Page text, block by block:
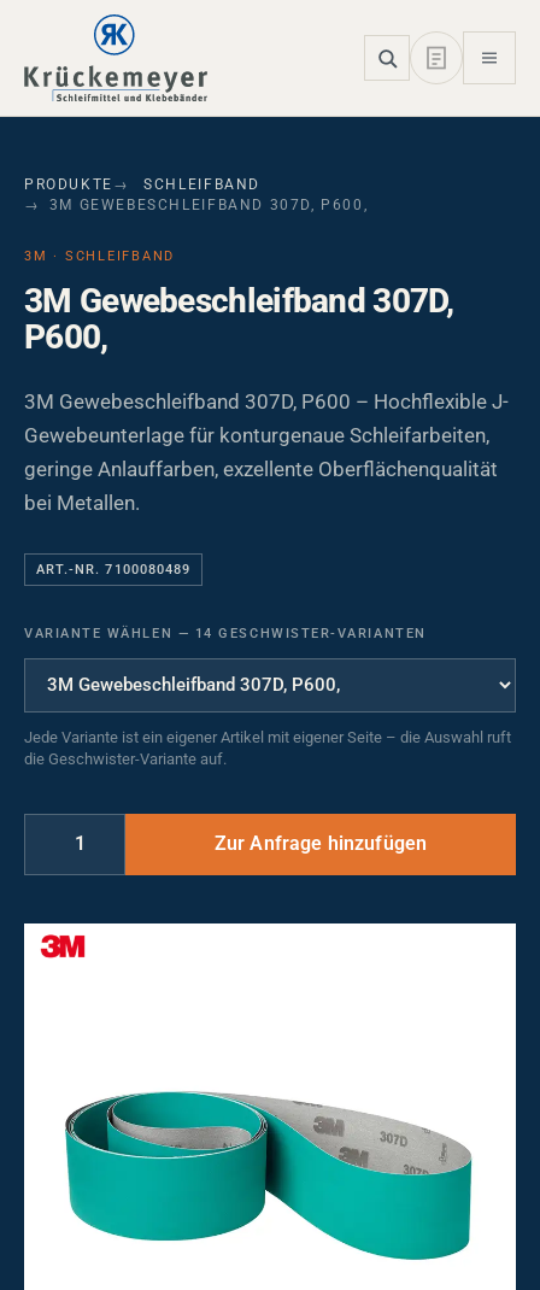
Skip to main navigation
Skip to main content
Skip to page footer
PRODUKTE
SCHLEIFBAND
3M GEWEBESCHLEIFBAND 307D, P600,
3M · SCHLEIFBAND
3M Gewebeschleifband 307D,
P600,
3M Gewebeschleifband 307D, P600 – Hochflexible J-
Gewebeunterlage für konturgenaue Schleifarbeiten,
geringe Anlauffarben, exzellente Oberflächenqualität
bei Metallen.
ART.-NR. 7100080489
VARIANTE WÄHLEN — 14 GESCHWISTER-VARIANTEN
Jede Variante ist ein eigener Artikel mit eigener Seite – die Auswahl ruft
die Geschwister-Variante auf.